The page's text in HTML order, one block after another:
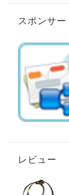
スポンサー
レビュー